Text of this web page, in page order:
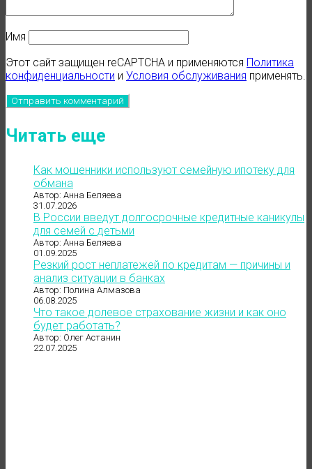
Имя
Этот сайт защищен reCAPTCHA и применяются Политика
конфиденциальности и Условия обслуживания применять.
Читать еще
Как мошенники используют семейную ипотеку для
обмана
Автор: Анна Беляева
31.07.2026
В России введут долгосрочные кредитные каникулы
для семей с детьми
Автор: Анна Беляева
01.09.2025
Резкий рост неплатежей по кредитам — причины и
анализ ситуации в банках
Автор: Полина Алмазова
06.08.2025
Что такое долевое страхование жизни и как оно
будет работать?
Автор: Олег Астанин
22.07.2025